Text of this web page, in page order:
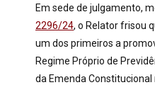
Em sede de julgamento,
2296/24, o Relator frisou
um dos primeiros a
Regime Próprio de
da Emenda